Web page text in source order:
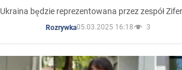
Ukraina będzie reprezentowana przez zespół
Rozrywka05.03.2025 16:18 3